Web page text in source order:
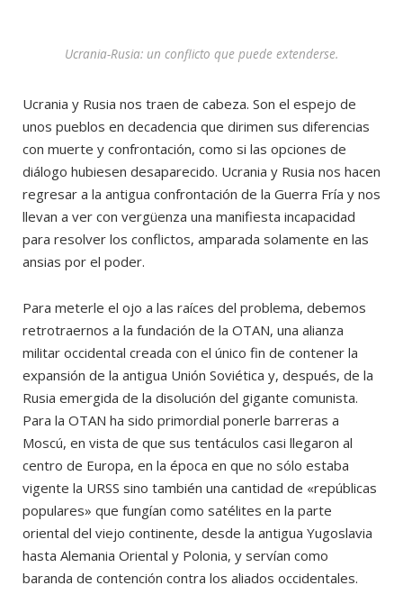
Ucrania-Rusia: un conflicto que puede extenderse.
Ucrania y Rusia nos traen de cabeza. Son el espejo de
unos pueblos en decadencia que dirimen sus diferencias
con muerte y confrontación, como si las opciones de
diálogo hubiesen desaparecido. Ucrania y Rusia nos hacen
regresar a la antigua confrontación de la Guerra Fría y nos
llevan a ver con vergüenza una manifiesta incapacidad
para resolver los conflictos, amparada solamente en las
ansias por el poder.
Para meterle el ojo a las raíces del problema, debemos
retrotraernos a la fundación de la OTAN, una alianza
militar occidental creada con el único fin de contener la
expansión de la antigua Unión Soviética y, después, de la
Rusia emergida de la disolución del gigante comunista.
Para la OTAN ha sido primordial ponerle barreras a
Moscú, en vista de que sus tentáculos casi llegaron al
centro de Europa, en la época en que no sólo estaba
vigente la URSS sino también una cantidad de «repúblicas
populares» que fungían como satélites en la parte
oriental del viejo continente, desde la antigua Yugoslavia
hasta Alemania Oriental y Polonia, y servían como
baranda de contención contra los aliados occidentales.